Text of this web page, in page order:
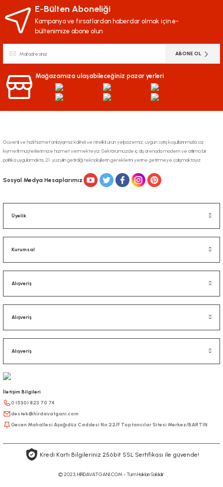
iletebilirsiniz.
Görüş ve önerileriniz için teşekkür ederiz.
Ürün açıklamasında eksik bilgiler bulunuyor.
Ürün fiyatı diğer sitelerden daha pahalı.
Bu ürüne benzer farklı alternatifler olmalı.
Gönder
E-Bülten Aboneliği
Kampanya ve fırsatlardan haberdar olmak için e-
bültenimize abone olun
ABONE OL
Mağazamıza ulaşabileceğiniz pazar yerleri
Güvenli ve hızlı hizmet anlayışımız kaliteli ve nitelikli ürün yelpazemiz, uygun satış koşullarınmızla siz
kıymetli müşterilerimize hizmet vermekteyiz. Sektörümüzde iç dış arenada modern ve atılımcı bir
politika uygulamakta, 21. yüzyılın getirdiği teknolojilerin gereklerini yerine getirmeye çalışmaktayız.
Sosyal Medya Hesaplarımız
Üyelik
Kurumsal
Alışveriş
Alışveriş
Alışveriş
İletişim Bilgileri
0 (530) 823 70 74
destek@hirdavatgani.com
Gecen Mahallesi Aşağıdüz Caddesi No:22/F Toptancılar Sitesi Merkez/BARTIN
Kredi Kartı Bilgileriniz 256bit SSL Sertifikası ile güvende!
© 2023, HİRDAVATGANİ.COM - Tüm Hakları Saklıdır.